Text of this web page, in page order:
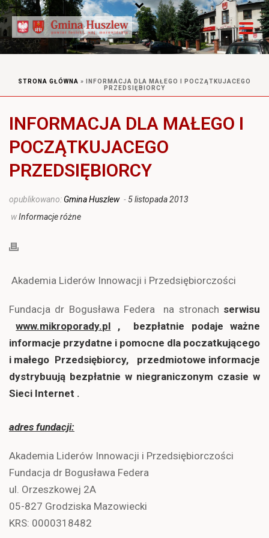
STRONA GŁÓWNA »
INFORMACJA DLA MAŁEGO I POCZĄTKUJACEGO
PRZEDSIĘBIORCY
INFORMACJA DLA MAŁEGO I
POCZĄTKUJACEGO
PRZEDSIĘBIORCY
opublikowano: Gmina Huszlew -5 listopada 2013
wInformacje różne
Akademia Liderów Innowacji i Przedsiębiorczości
Fundacja dr Bogusława Federa na stronach serwisu
www.mikroporady.pl , bezpłatnie podaje ważne
informacje przydatne i pomocne dla poczatkującego
i małego Przedsiębiorcy, przedmiotowe informacje
dystrybuują bezpłatnie w niegraniczonym czasie w
Sieci Internet .
adres fundacji:
Akademia Liderów Innowacji i Przedsiębiorczości
Fundacja dr Bogusława Federa
ul. Orzeszkowej 2A
05-827 Grodziska Mazowiecki
KRS: 0000318482